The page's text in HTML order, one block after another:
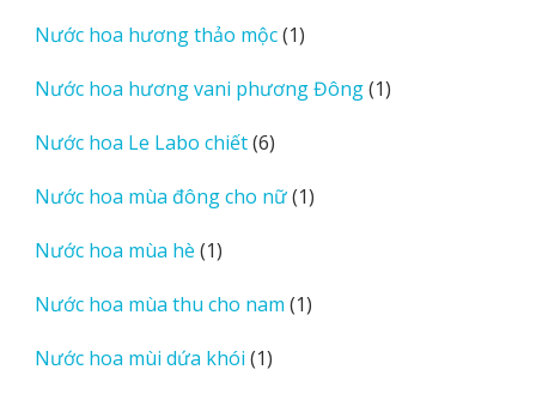
Nước hoa hương thảo mộc 11
phẩm
Nước hoa hương vani phương Đông 11
Nước hoa Le Labo chiết 66
phẩm
Nước hoa mùa đông cho nữ 11
Nước hoa mùa hè 11
phẩm
Nước hoa mùa thu cho nam 11
Nước hoa mùi dứa khói 11